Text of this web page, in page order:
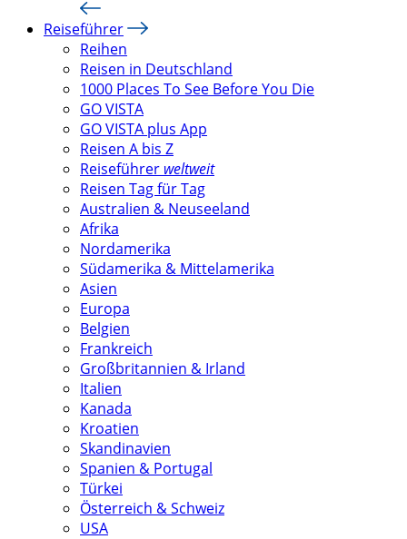
Reiseführer
Reihen
Reisen in Deutschland
1000 Places To See Before You Die
GO VISTA
GO VISTA plus App
Reisen A bis Z
Reiseführer weltweit
Reisen Tag für Tag
Australien & Neuseeland
Afrika
Nordamerika
Südamerika & Mittelamerika
Asien
Europa
Belgien
Frankreich
Großbritannien & Irland
Italien
Kanada
Kroatien
Skandinavien
Spanien & Portugal
Türkei
Österreich & Schweiz
USA